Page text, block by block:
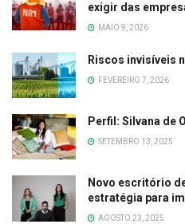
exigir das
MAIO 9, 2026
Riscos invisíveis
FEVEREIRO 7, 2026
Perfil: Silvana de
SETEMBRO 13, 2025
Novo escritório
estratégia para
AGOSTO 23, 2025